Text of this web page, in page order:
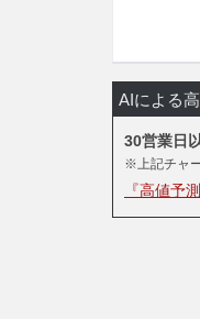
AIによる
30営業日
※上記チャ
『高値予